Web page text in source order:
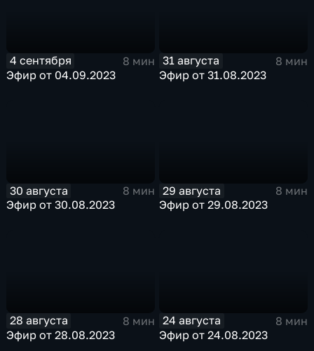
4 сентября
8 мин
Эфир от 04.09.2023
31 августа
8 мин
Эфир от 31.08.2023
30 августа
8 мин
Эфир от 30.08.2023
29 августа
8 мин
Эфир от 29.08.2023
28 августа
8 мин
Эфир от 28.08.2023
24 августа
8 мин
Эфир от 24.08.2023